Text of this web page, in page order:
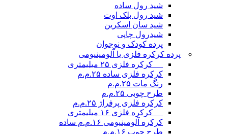
شید رول ساده
شید رول بلک اوت
شید سان اسکرین
شیدرول چاپی
پرده کودک و نوجوان
پرده کرکره فلزی یا آلومینیومی
__ کرکره فلزی ۲۵ میلیمتری
کرکره فلزی ساده ۲۵.م.م
رنگ مات ۲۵.م.م
طرح چوبی ۲۵.م.م
کرکره فلزی پرفراژ ۲۵.م.م
__ کرکره فلزی ۱۶ میلیمتری
کرکره آلومینیومی ۱۶.م.م ساده
طرح چوب ۱۶.م.م